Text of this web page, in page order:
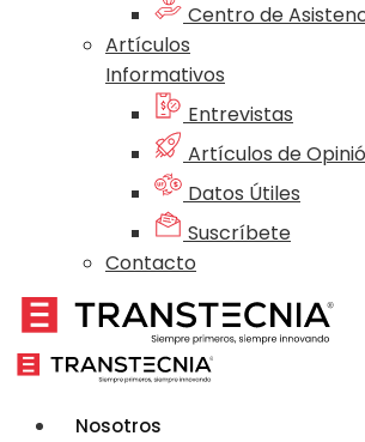
Centro de
Artículos
Informativos
Entrevistas
Artículos de
Datos Útiles
Suscríbete
Contacto
Nosotros